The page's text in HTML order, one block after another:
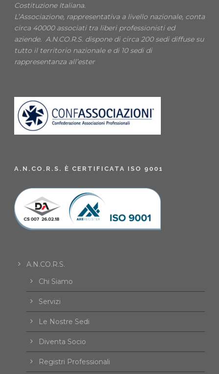
Costituzione Italiana.
L’Associazione, rappresentativa a livello nazionale, conta
circa 40000 associati tra liberi professionisti ed
aziende. A.N.CO.R.S. dispone di circa 200 sedi diffuse su
tutto il territorio nazionale e di 10 sedi di
rappresentanza all’ester
A.N.CO.R.S. È CERTIFICATA ISO 9001
A.N.CO.R.S.
Chi Siamo
Servizi
Le Nostre Sedi
Diventa Socio
Registri Professionali